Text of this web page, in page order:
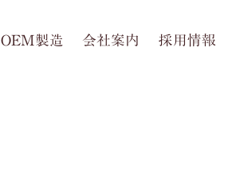
OEM製造 会社案内 採用情報